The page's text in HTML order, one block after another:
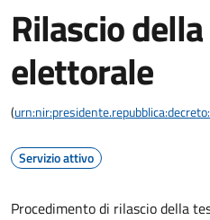
Rilascio
elettorale
(
Servizio attivo
Procedimento di rilascio della